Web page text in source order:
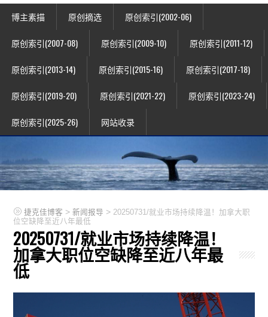
博主素描 原创摘选 原创索引(2002-06)
原创索引(2007-08) 原创索引(2009-10) 原创索引(2011-12)
原创索引(2013-14) 原创索引(2015-16) 原创索引(2017-18)
原创索引(2019-20) 原创索引(2021-22) 原创索引(2023-24)
原创索引(2025-26) 网站收录
捷克佳博客 >新闻报导 > 20250731/就业市场持续降温！加拿大职
位空缺降至近八年最低
20250731/就业市场持续降温！
加拿大职位空缺降至近八年最
低